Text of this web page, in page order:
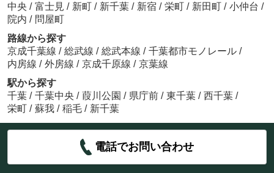
中央 / 富士見 / 新町 / 新千葉 / 新宿 / 栄町 / 新田町 / 小仲台 /
院内 / 問屋町
路線から探す
京成千葉線 / 総武線 / 総武本線 / 千葉都市モノレール /
内房線 / 外房線 / 京成千原線 / 京葉線
駅から探す
千葉 / 千葉中央 / 葭川公園 / 県庁前 / 東千葉 / 西千葉 /
栄町 / 蘇我 / 稲毛 / 新千葉
電話でお問い合わせ